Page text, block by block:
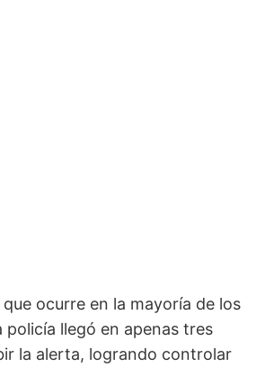
ocurre en la mayoría de los
policía llegó en apenas tres
la alerta, logrando controlar